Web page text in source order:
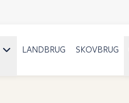
LANDBRUG SKOVBRUG